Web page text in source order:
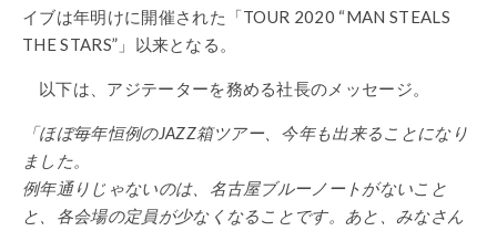
イブは年明けに開催された「TOUR 2020 “MAN STEALS
THE STARS”」以来となる。
以下は、アジテーターを務める社長のメッセージ。
「ほぼ毎年恒例のJAZZ箱ツアー、今年も出来ることになり
ました。
例年通りじゃないのは、名古屋ブルーノートがないこと
と、各会場の定員が少なくなることです。あと、みなさん